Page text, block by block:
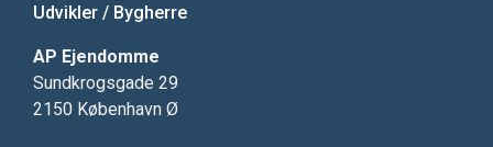
Udvikler / Bygherre
AP Ejendomme
Sundkrogsgade 29
2150 København Ø